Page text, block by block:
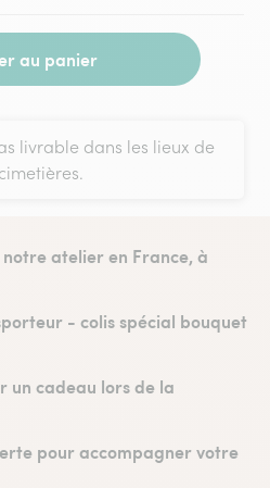
au panier
livrable dans les lieux de
atelier en France, à
- colis spécial bouquet
un cadeau lors de la
pour accompagner votre